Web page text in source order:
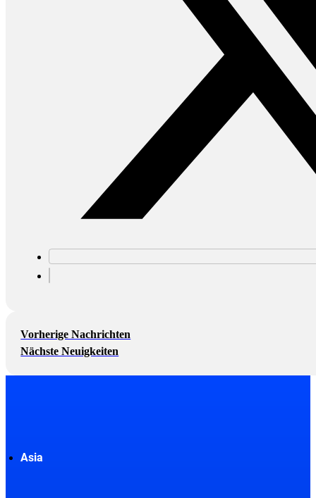
Vorherige Nachrichten
Nächste Neuigkeiten
Asia